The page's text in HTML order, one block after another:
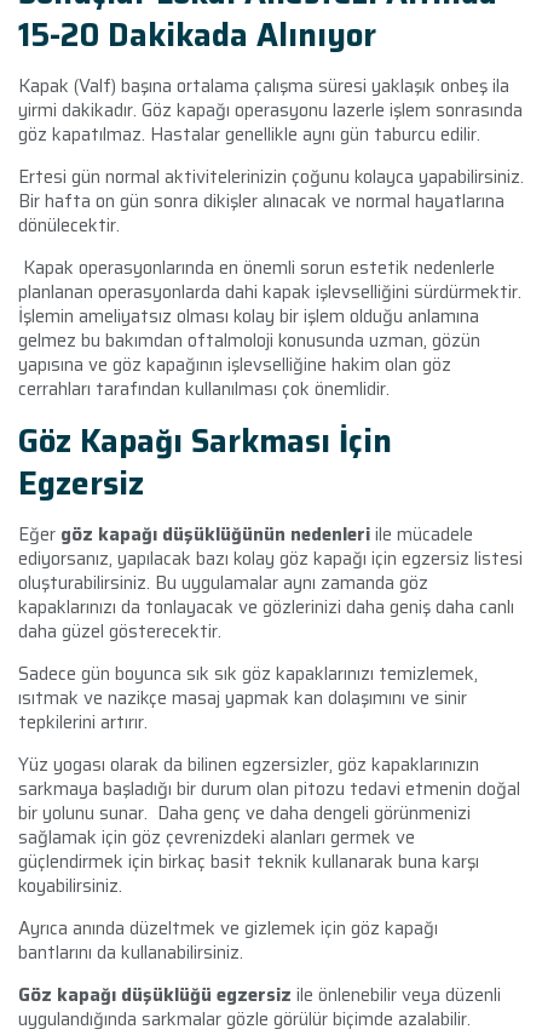
15-20 Dakikada Alınıyor
Kapak (Valf) başına ortalama çalışma süresi yaklaşık onbeş ila
yirmi dakikadır. Göz kapağı operasyonu lazerle işlem sonrasında
göz kapatılmaz. Hastalar genellikle aynı gün taburcu edilir.
Ertesi gün normal aktivitelerinizin çoğunu kolayca yapabilirsiniz.
Bir hafta on gün sonra dikişler alınacak ve normal hayatlarına
dönülecektir.
Kapak operasyonlarında en önemli sorun estetik nedenlerle
planlanan operasyonlarda dahi kapak işlevselliğini sürdürmektir.
İşlemin ameliyatsız olması kolay bir işlem olduğu anlamına
gelmez bu bakımdan oftalmoloji konusunda uzman, gözün
yapısına ve göz kapağının işlevselliğine hakim olan göz
cerrahları tarafından kullanılması çok önemlidir.
Göz Kapağı Sarkması İçin
Egzersiz
Eğer göz kapağı düşüklüğünün nedenleriile mücadele
ediyorsanız, yapılacak bazı kolay göz kapağı için egzersiz listesi
oluşturabilirsiniz. Bu uygulamalar aynı zamanda göz
kapaklarınızı da tonlayacak ve gözlerinizi daha geniş daha canlı
daha güzel gösterecektir.
Sadece gün boyunca sık sık göz kapaklarınızı temizlemek,
ısıtmak ve nazikçe masaj yapmak kan dolaşımını ve sinir
tepkilerini artırır.
Yüz yogası olarak da bilinen egzersizler, göz kapaklarınızın
sarkmaya başladığı bir durum olan pitozu tedavi etmenin doğal
bir yolunu sunar. Daha genç ve daha dengeli görünmenizi
sağlamak için göz çevrenizdeki alanları germek ve
güçlendirmek için birkaç basit teknik kullanarak buna karşı
koyabilirsiniz.
Ayrıca anında düzeltmek ve gizlemek için göz kapağı
bantlarını da kullanabilirsiniz.
Göz kapağı düşüklüğü egzersiz ile önlenebilir veya düzenli
uygulandığında sarkmalar gözle görülür biçimde azalabilir.